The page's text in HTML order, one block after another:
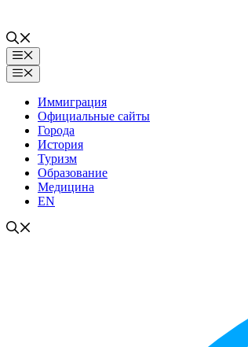
Меню
Меню
Иммиграция
Официальные сайты
Города
История
Туризм
Образование
Медицина
EN